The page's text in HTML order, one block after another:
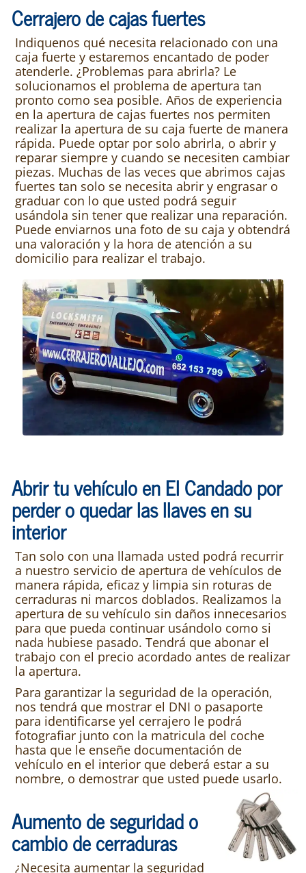
Cerrajero de cajas fuertes
Indiquenos qué necesita relacionado con una
caja fuerte y estaremos encantado de poder
atenderle. ¿Problemas para abrirla? Le
solucionamos el problema de apertura tan
pronto como sea posible. Años de experiencia
en la apertura de cajas fuertes nos permiten
realizar la apertura de su caja fuerte de manera
rápida. Puede optar por solo abrirla, o abrir y
reparar siempre y cuando se necesiten cambiar
piezas. Muchas de las veces que abrimos cajas
fuertes tan solo se necesita abrir y engrasar o
graduar con lo que usted podrá seguir
usándola sin tener que realizar una reparación.
Puede enviarnos una foto de su caja y obtendrá
una valoración y la hora de atención a su
domicilio para realizar el trabajo.
Abrir tu vehículo en El Candado por
perder o quedar las llaves en su
interior
Tan solo con una llamada usted podrá recurrir
a nuestro servicio de apertura de vehículos de
manera rápida, eficaz y limpia sin roturas de
cerraduras ni marcos doblados. Realizamos la
apertura de su vehículo sin daños innecesarios
para que pueda continuar usándolo como si
nada hubiese pasado. Tendrá que abonar el
trabajo con el precio acordado antes de realizar
la apertura.
Para garantizar la seguridad de la operación,
nos tendrá que mostrar el DNI o pasaporte
para identificarse yel cerrajero le podrá
fotografiar junto con la matricula del coche
hasta que le enseñe documentación de
vehículo en el interior que deberá estar a su
nombre, o demostrar que usted puede usarlo.
Aumento de seguridad o
cambio de cerraduras
¿Necesita aumentar la seguridad